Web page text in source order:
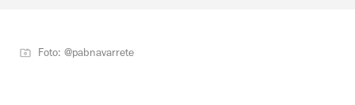
Foto: @pabnavarrete